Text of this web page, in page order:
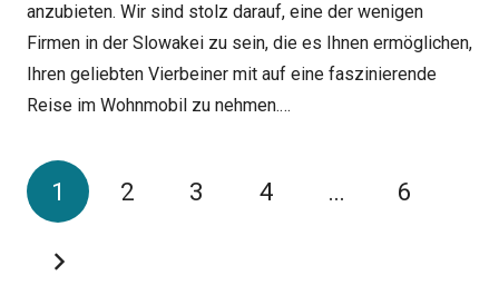
anzubieten. Wir sind stolz darauf, eine der wenigen
Firmen in der Slowakei zu sein, die es Ihnen ermöglichen,
Ihren geliebten Vierbeiner mit auf eine faszinierende
Reise im Wohnmobil zu nehmen.…
1 2 3 4 … 6